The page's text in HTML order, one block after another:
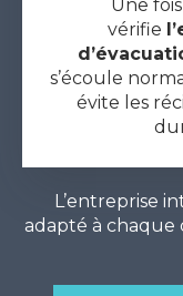
Une
vérifie
s’écoule
évite les
L’entreprise
adapté à